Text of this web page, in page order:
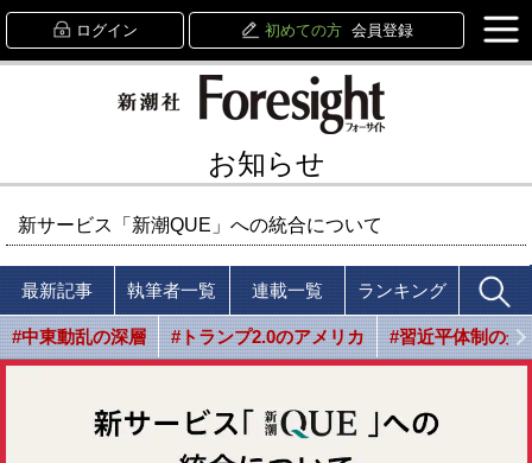
ログイン 初めての方 会員登録
お知らせ
新サービス「新潮QUE」への統合について
最新記事 執筆者一覧 連載一覧 ランキング
#中東動乱の深層 #トランプ2.0のアメリカ #習近平体制の光